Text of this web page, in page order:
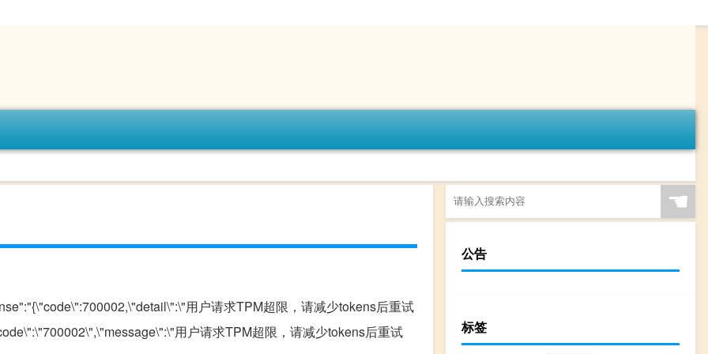
用户请求TPM超限，请减少tokens后重试
用户请求TPM超限，请减少tokens后重试
☚
公告
标签